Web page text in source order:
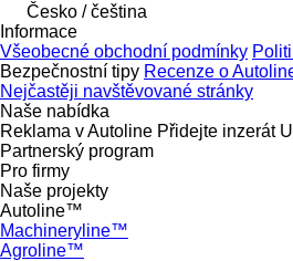
Česko / čeština
Informace
Všeobecné obchodní podmínky
Bezpečnostní tipy Recenze o
Nejčastěji navštěvované stránky
Naše nabídka
Reklama v Autoline Přidejte inzerát
Partnerský program
Pro firmy
Naše projekty
Autoline™
Machineryline™
Agroline™